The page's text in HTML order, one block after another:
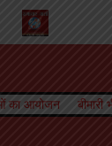
नहीं रोक सकी ममता की